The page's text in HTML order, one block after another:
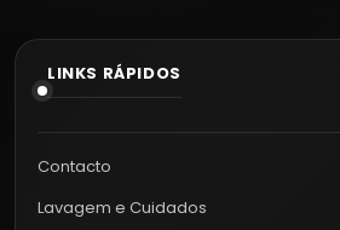
LINKS RÁPIDOS
Contacto
Lavagem e Cuidados